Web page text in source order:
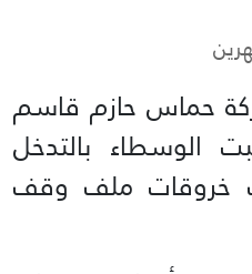
حماس حازم قاسم
الوسطاء بالتدخل
خروقات ملف وقف